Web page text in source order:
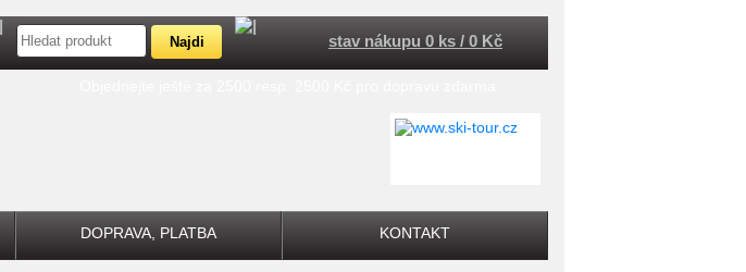
stav nákupu 0 ks / 0 Kč
DOPRAVA, PLATBA KONTAKT